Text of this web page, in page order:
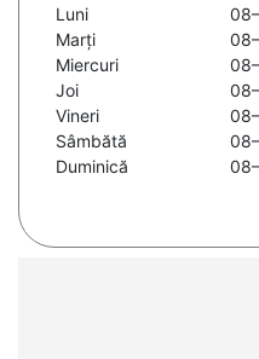
Luni
Marți
Miercuri
Joi
Vineri
Sâmbătă
Duminică